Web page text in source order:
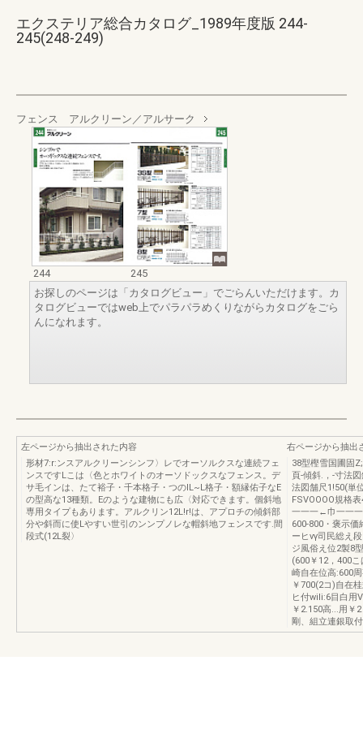
エクステリア総合カタログ_1989年度版 244-
245(248-249)
フェンス アルクリーン／アルサーク
244
245
お探しのページは「カタログビュー」でごらんいただけます。カ
タログビューではweb上でパラパラめくりながらカタログをごら
んになれます。
左ページから抽出された内容
形材7:r:ンスアルクリーンシンフ〉レでオーソルクスな連続フェ
ンスですLこは〈色とホワイトのオーソドックスなフェンス。デ
サ毛インは、たて裕子・千本格子・つのIL~L格子・額縁佑子なE
の型高な13種類。Eのような建物にも広〈対応できます。個斜地
専用タイプもあります。アルクリン12L!r!は、アプロチの傾斜部
分や斜而に使Lやすい世引のンンプノレな帽斜地フェンスです.間
段式(12L裂〉
右ページから抽出
38型樫雪国圃固
頁-傾斜.，-寸法
法図舗尺1!50(単
FSVOOOO規格
一一一←巾一一一
600-800・褒示
ーヒνγ司民総え
ジ風俗え位2製8
(600￥12，400
崎自在位高:600
￥700(2コ)自在
ヒ付wiIi:6目白用
￥2.150高...用￥
剛、組立連銀取